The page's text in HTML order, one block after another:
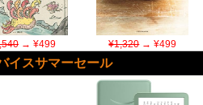
→ ¥499 ¥1,320→ ¥499
イスサマーセール